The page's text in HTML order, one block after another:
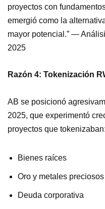
proyectos con
emergió como la
mayor potencial.” —
2025
Razón 4: Tokenización
AB se posicionó
2025, que experimentó
proyectos que tokenizaban:
Bienes raíces
Oro y metales preciosos
Deuda corporativa